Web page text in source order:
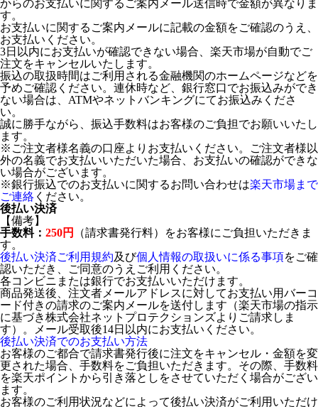
からのお支払いに関するご案内メール送信時で金額が異なりま
す。
お支払いに関するご案内メールに記載の金額をご確認のうえ、
お支払いください。
3日以内にお支払いが確認できない場合、楽天市場が自動でご
注文をキャンセルいたします。
振込の取扱時間はご利用される金融機関のホームページなどを
予めご確認ください。連休時など、銀行窓口でお振込みができ
ない場合は、ATMやネットバンキングにてお振込みくださ
い。
誠に勝手ながら、振込手数料はお客様のご負担でお願いいたし
ます。
※ご注文者様名義の口座よりお支払いください。ご注文者様以
外の名義でお支払いいただいた場合、お支払いの確認ができな
い場合がございます。
※銀行振込でのお支払いに関するお問い合わせは楽天市場まで
ご連絡 ください。
後払い決済
【備考】
手数料： 250円
（請求書発行料）をお客様にご負担いただきま
す。
後払い決済ご利用規約及び個人情報の取扱いに係る事項をご確
認いただき、ご同意のうえご利用ください。
各コンビニまたは銀行でお支払いいただけます。
商品発送後、注文者メールアドレスに対してお支払い用バーコ
ード付きの請求のご案内メールを送付します（楽天市場の指示
に基づき株式会社ネットプロテクションズよりご請求しま
す）。メール受取後14日以内にお支払いください。
後払い決済でのお支払い方法
お客様のご都合で請求書発行後に注文をキャンセル・金額を変
更された場合、手数料をご負担いただきます。その際、手数料
を楽天ポイントから引き落としをさせていただく場合がござい
ます。
お客様のご利用状況などによって後払い決済がご利用いただけ